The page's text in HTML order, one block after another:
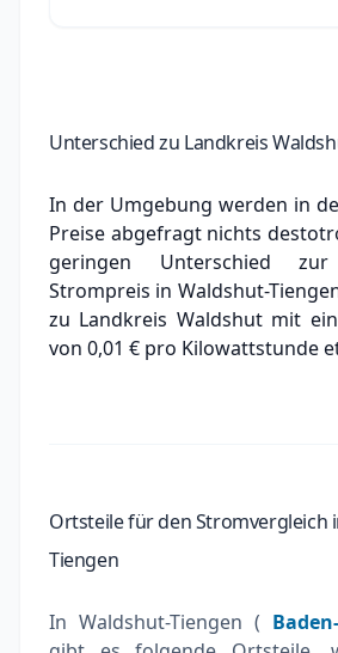
Unterschied zu Landkreis
In der Umgebung werden in
Preise abgefragt nichts
geringen Unterschied
Strompreis in Waldshut-
zu Landkreis Waldshut mit
von 0,01 € pro Kilowattstunde
Ortsteile für den Stromvergleich
Tiengen
In Waldshut-Tiengen (